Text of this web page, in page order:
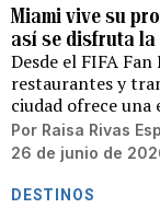
Miami vive su
así se disfruta la
Desde el FIFA
restaurantes y
ciudad ofrece
Por Raisa Rivas
26 de junio de
DESTINOS